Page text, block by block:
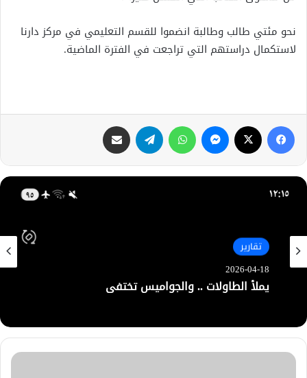
نحو مئتي طالب وطالبة انضموا للقسم التعليمي في مركز دارنا
لاستكمال دراستهم التي تراجعت في الفترة الماضية.
فيسبوك ماسنجر واتساب تيلقرام
تقارير
2026-04-18
يملأ الطاولات .. والجواميس تختفي